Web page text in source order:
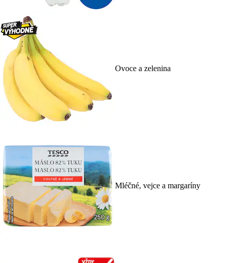
Ovoce a zelenina
Mléčné, vejce a margaríny